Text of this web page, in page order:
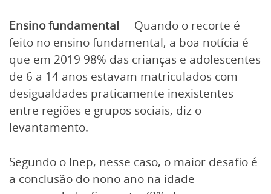
Ensino fundamental – Quando o recorte é
feito no ensino fundamental, a boa notícia é
que em 2019 98% das crianças e adolescentes
de 6 a 14 anos estavam matriculados com
desigualdades praticamente inexistentes
entre regiões e grupos sociais, diz o
levantamento.
Segundo o Inep, nesse caso, o maior desafio é
a conclusão do nono ano na idade